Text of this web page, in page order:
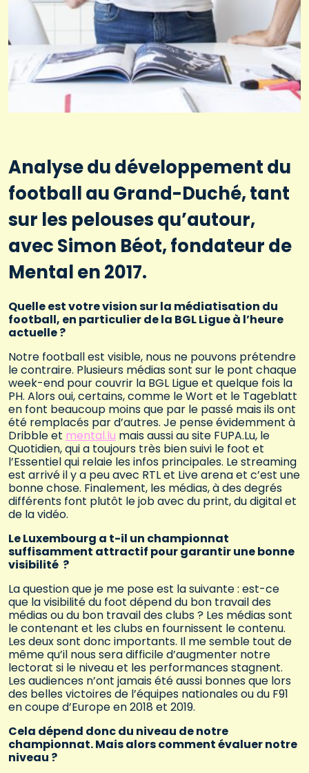
Analyse du développement du
football au Grand-Duché, tant
sur les pelouses qu’autour,
avec Simon Béot, fondateur de
Mental en 2017.
Quelle est votre vision sur la médiatisation du
football, en particulier de la BGL Ligue à l’heure
actuelle ?
Notre football est visible, nous ne pouvons prétendre
le contraire. Plusieurs médias sont sur le pont chaque
week-end pour couvrir la BGL Ligue et quelque fois la
PH. Alors oui, certains, comme le Wort et le Tageblatt
en font beaucoup moins que par le passé mais ils ont
été remplacés par d’autres. Je pense évidemment à
Dribble et mental.lu mais aussi au site FUPA.Lu, le
Quotidien, qui a toujours très bien suivi le foot et
l’Essentiel qui relaie les infos principales. Le streaming
est arrivé il y a peu avec RTL et Live arena et c’est une
bonne chose. Finalement, les médias, à des degrés
différents font plutôt le job avec du print, du digital et
de la vidéo.
Le Luxembourg a t-il un championnat
suffisamment attractif pour garantir une bonne
visibilité ?
La question que je me pose est la suivante : est-ce
que la visibilité du foot dépend du bon travail des
médias ou du bon travail des clubs ? Les médias sont
le contenant et les clubs en fournissent le contenu.
Les deux sont donc importants. Il me semble tout de
même qu’il nous sera difficile d’augmenter notre
lectorat si le niveau et les performances stagnent.
Les audiences n’ont jamais été aussi bonnes que lors
des belles victoires de l’équipes nationales ou du F91
en coupe d’Europe en 2018 et 2019.
Cela dépend donc du niveau de notre
championnat. Mais alors comment évaluer notre
niveau ?